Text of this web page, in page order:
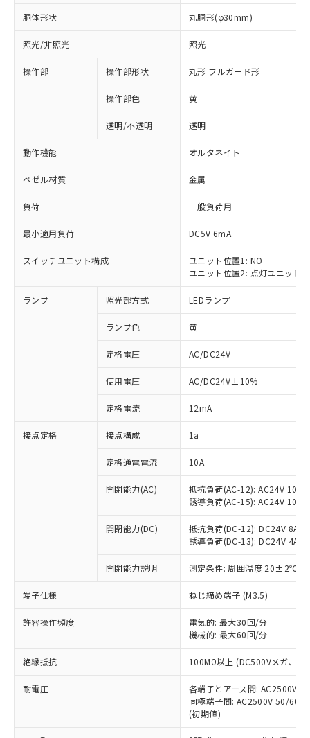
胴体形状 丸胴形(φ30mm)
照光/非照光 照光
操作部 操作部形状 丸形 フルガード形
操作部色 黄
透明/不透明 透明
動作機能 オルタネイト
ベゼル材質 金属
負荷 一般負荷用
最小適用負荷 DC5V 6mA
スイッチユニット構成
ユニット位置1: NO
ユニット位置2: 点灯ユニット
ランプ 照光部方式 LEDランプ
ランプ色 黄
定格電圧 AC/DC24V
使用電圧 AC/DC24V±10%
定格電流 12mA
接点定格 接点構成 1a
定格通電電流 10A
開閉能力(AC)
抵抗負荷(AC-12): AC24V 10A/
誘導負荷(AC-15): AC24V
開閉能力(DC)
抵抗負荷(DC-12): DC24V 8A/
誘導負荷(DC-13): DC24V 4A/
開閉能力説明 測定条件: 周囲温度 20±2℃、
端子仕様 ねじ締め端子 (M3.5)
許容操作頻度
電気的: 最大30回/分
機械的: 最大60回/分
絶縁抵抗 100MΩ以上 (DC500Vメガ、点
耐電圧
各端子とアース間: AC2500V
同極端子間: AC2500V 50/
(初期値)
ご利用条件
以下の条件をお読みいただき、同意のうえ
ご利用ください。
本サービスは、当社制御機器事業取扱
商品の当社在庫状況および標準価格
(税抜)を提供させていただくもので
当社制御機器事業取扱商品の中には、
本サービスの対象外となる商品もある
ことをご了承ください。
在庫状況および標準価格照会結果は、
記載している更新日時点での社内デー
タに基づき作成されるものであり、閲
覧された時点での実際の在庫および標
準価格とは異なる場合があることをご
※1 対応状況
対応済み：EU RoHS指令（10物質）の
非含有に対応した製品が提供可能な商品で
対応予定：EU RoHS指令（10物質）の非含
有に対応した製品に切り替える予定のある
対応予定なし：EU RoHS指令（10物質）の
非含有に非対応の商品で、対応品を出す予
定はありません。
調査・確認中：EU RoHS指令（10物質）の
非含有の対応状況を調査中または確認中の
非該当品：ライセンス料など無形物で、有
害物質有無と関係のない商品です。
仕入先様の事情により、非含有部品として
いたものが、含有品と判明した場合などや
むを得ず変更することがあります。
鉛(Pb) 1000ppm以下、 水銀(Hg) 1000ppm以下、 カド
六価クロム(Cr(Ⅵ)) 1000ppm以下、ポリ臭化ビフェニル
類(PBB) 1000ppm以下、ポリ臭化ジフェニルエーテル類
(PBDE) 1000ppm以下、フタル酸ビス(2-エチルヘキシ
※1 中国RoHS○×表
「○」：最大均質材料含有率が中国RoHSの
基準値以下であることを示します。
「×」：最大均質材料含有率が中国RoHSの
基準値を超えていることを示します。
「－」：未確認です。当社販売部門へお問
い合わせください。
*中国RoHS10物質の基準値 (GB/T26572)：
Pb(鉛) :1000ppm、 Hg(水銀) : 1000ppm、 Cd(カドミウ
Cr(Ⅵ)(六価クロム) : 1000ppm、 PBBs(ポリ臭化ビフェ
当社は、これら貴社製品のうち、外国
為替および外国貿易法に定める商品
（以下｢規制貨物等」という）を輸出
国政府の輸出許可(または役務取引許
可)を取得するなどの必要な手続きを